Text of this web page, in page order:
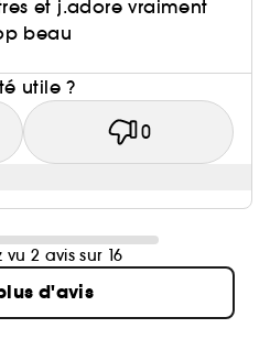
et j.adore vraiment
beau
utile ?
0
vu 2 avis sur 16
d'avis